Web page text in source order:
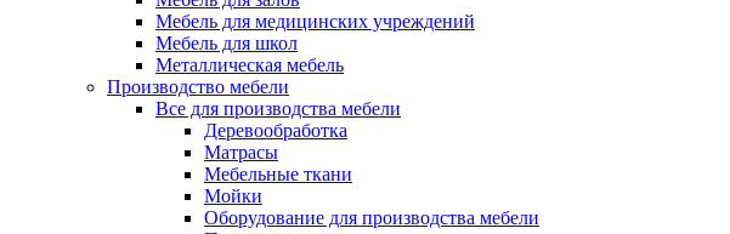
Мебель для медицинских учреждений
Мебель для школ
Металлическая мебель
Производство мебели
Все для производства мебели
Деревообработка
Матрасы
Мебельные ткани
Мойки
Оборудование для производства мебели